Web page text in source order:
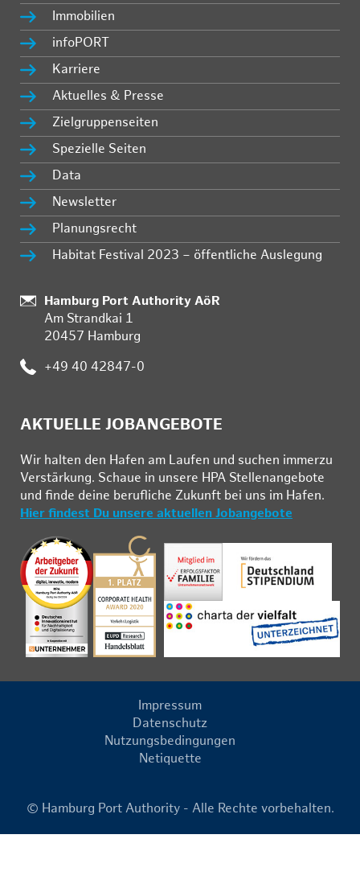
Immobilien
infoPORT
Karriere
Aktuelles & Presse
Zielgruppenseiten
Spezielle Seiten
Data
Newsletter
Planungsrecht
Habitat Festival 2023 – öffentliche Auslegung
Standort:
Hamburg Port Authority AöR
Am Strandkai 1
20457 Hamburg
Telefon:
+49 40 42847-0
AKTUELLE JOBANGEBOTE
Wir hal­ten den Ha­fen am Lau­fen und su­chen im­mer­zu
Ver­stär­kung. Schau­e in un­se­re HPA Stel­len­an­ge­bo­te
und fin­de deine be­ruf­li­che Zu­kunft bei uns im Ha­fen.
Hier findest Du unsere aktuellen Jobangebote
Impressum
Datenschutz
Nutzungsbedingungen
Netiquette
© Hamburg Port Authority - Alle Rechte vorbehalten.